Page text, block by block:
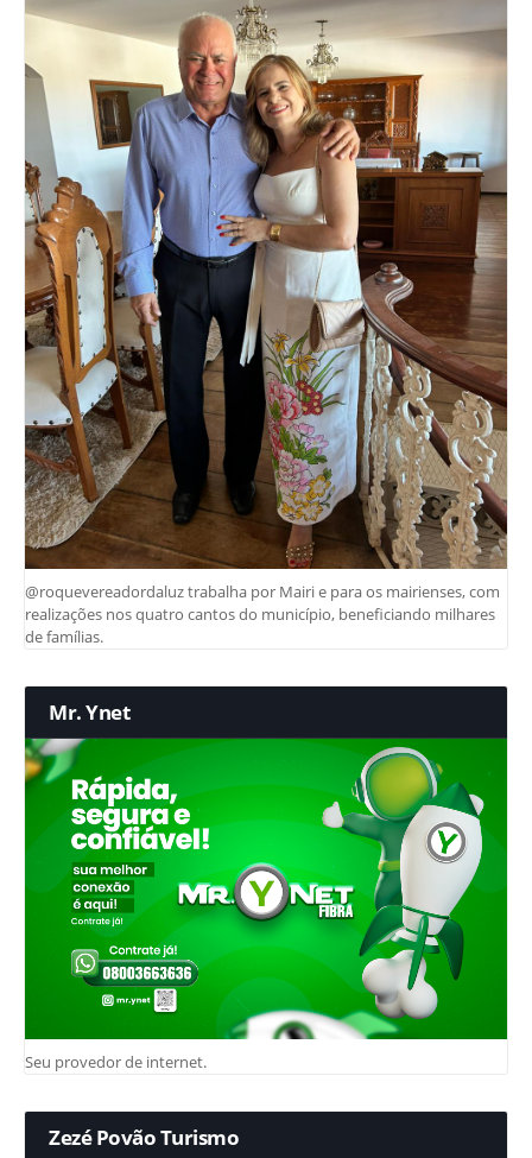
@roquevereadordaluz trabalha por Mairi e para os mairienses, com
realizações nos quatro cantos do município, beneficiando milhares
de famílias.
Mr. Ynet
Seu provedor de internet.
Zezé Povão Turismo